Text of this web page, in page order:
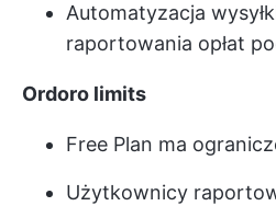
Automatyzacja
raportowania opłat
Ordoro limits
Free Plan ma
Użytkownicy